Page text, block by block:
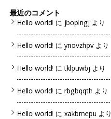
最近のコメント
Hello world! に jboplngj より
Hello world! に ynovzhpv より
Hello world! にtklpuwbj より
Hello world! に rbgbqqth より
Hello world! に xakbmepu より